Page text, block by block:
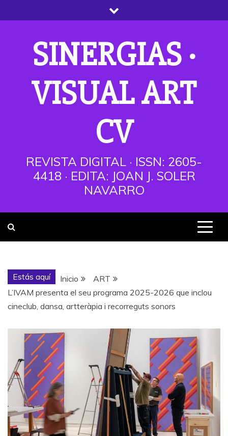
al
SINERGIAS ·
VISUAL ART
CV
REVISTA DIGITAL · ISSN: 2605-
4418 · EDITA: JOAN J. SOLER
NAVARRO
Estás aquí Inicio
ART
L’IVAM presenta el seu programa 2025-2026 que inclou
cineclub, dansa, artteràpia i recorreguts sonors